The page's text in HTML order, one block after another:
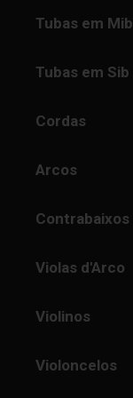
Tubas em Mib
Tubas em Sib
Cordas
Arcos
Contrabaixos
Violas d'Arco
Violinos
Violoncelos